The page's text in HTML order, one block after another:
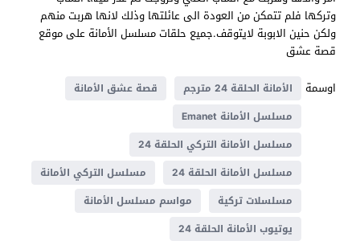
وتركها فلم تتمكن من العودة الى عائلتها وذلك لانها هربت منهم
ولكن حنين الابوبة لايتوقف.جميع حلقات مسلسل الأمانة على موقع
قصة عشق
اوسمة
الأمانة الحلقة 24 مترجم
قصة عشق الأمانة
مسلسل الأمانة Emanet
مسلسل الأمانة التركي الحلقة 24
مسلسل الأمانة الحلقة 24
مسلسل التركي الأمانة
مسلسلات تركية
مواسم مسلسل الأمانة
يوتيوب الأمانة الحلقة 24